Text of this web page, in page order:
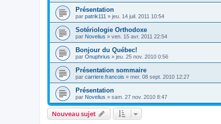
Présentation
par patrik111 » jeu. 14 juil. 2011 10:54
Sotériologie Orthodoxe
par Novelius » ven. 15 avr. 2011 22:54
Bonjour du Québec!
par Onuphrius » jeu. 25 nov. 2010 0:56
Présentation sommaire
par carriere.francois » mer. 08 sept. 2010 12:27
Présentation
par Novelius » sam. 27 nov. 2010 8:47
Nouveau sujet